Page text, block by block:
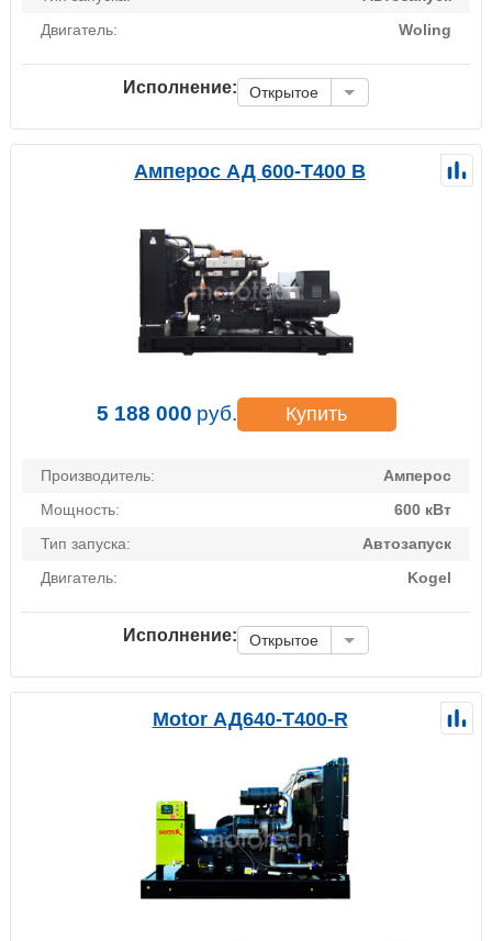
Двигатель:
Woling
Исполнение: Открытое
Амперос АД 600-Т400 B
5 188 000 руб. Купить
Производитель:
Амперос
Мощность:
600 кВт
Тип запуска:
Автозапуск
Двигатель:
Kogel
Исполнение: Открытое
Motor АД640-Т400-R